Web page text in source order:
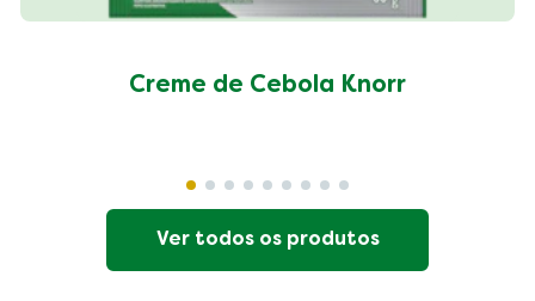
Creme de Cebola Knorr
Ver todos os produtos